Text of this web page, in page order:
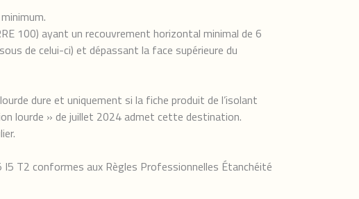
100) ayant un recouvrement horizontal minimal de 6
de celui-ci) et dépassant la face supérieure du
dure et uniquement si la fiche produit de l’isolant
lourde » de juillet 2024 admet cette destination.
T2 conformes aux Règles Professionnelles Étanchéité